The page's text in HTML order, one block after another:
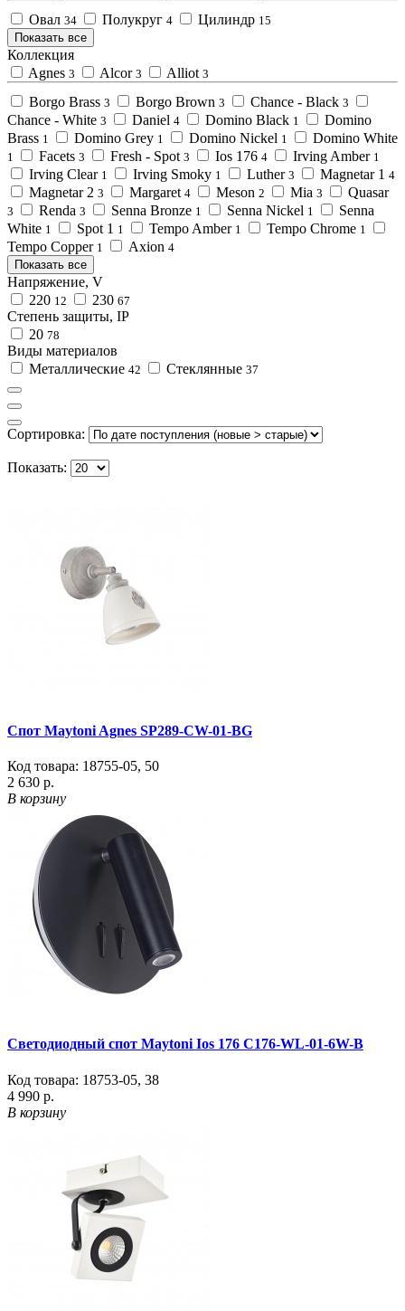
Овал 34 Полукруг 4 Цилиндр 15
Показать все
Коллекция
Agnes 3 Alcor 3 Alliot 3
Borgo Brass 3 Borgo Brown 3 Chance - Black 3
Chance - White 3 Daniel 4 Domino Black 1
Domino
Brass 1 Domino Grey 1 Domino Nickel 1 Domino White
1 Facets 3 Fresh - Spot 3 Ios 176 4 Irving Amber 1
Irving Clear 1 Irving Smoky 1 Luther 3 Magnetar 1 4
Magnetar 2 3 Margaret 4 Meson 2 Mia 3 Quasar
3 Renda 3 Senna Bronze 1 Senna Nickel 1
Senna
White 1 Spot 1 1 Tempo Amber 1 Tempo Chrome 1
Tempo Copper 1 Аxion 4
Показать все
Напряжение, V
220 12 230 67
Степень защиты, IP
20 78
Виды материалов
Металлические 42 Стеклянные 37
Сортировка:
Показать:
Спот Maytoni Agnes SP289-CW-01-BG
Код товара: 18755-05, 50
2 630 р.
В корзину
Светодиодный спот Maytoni Ios 176 C176-WL-01-6W-B
Код товара: 18753-05, 38
4 990 р.
В корзину